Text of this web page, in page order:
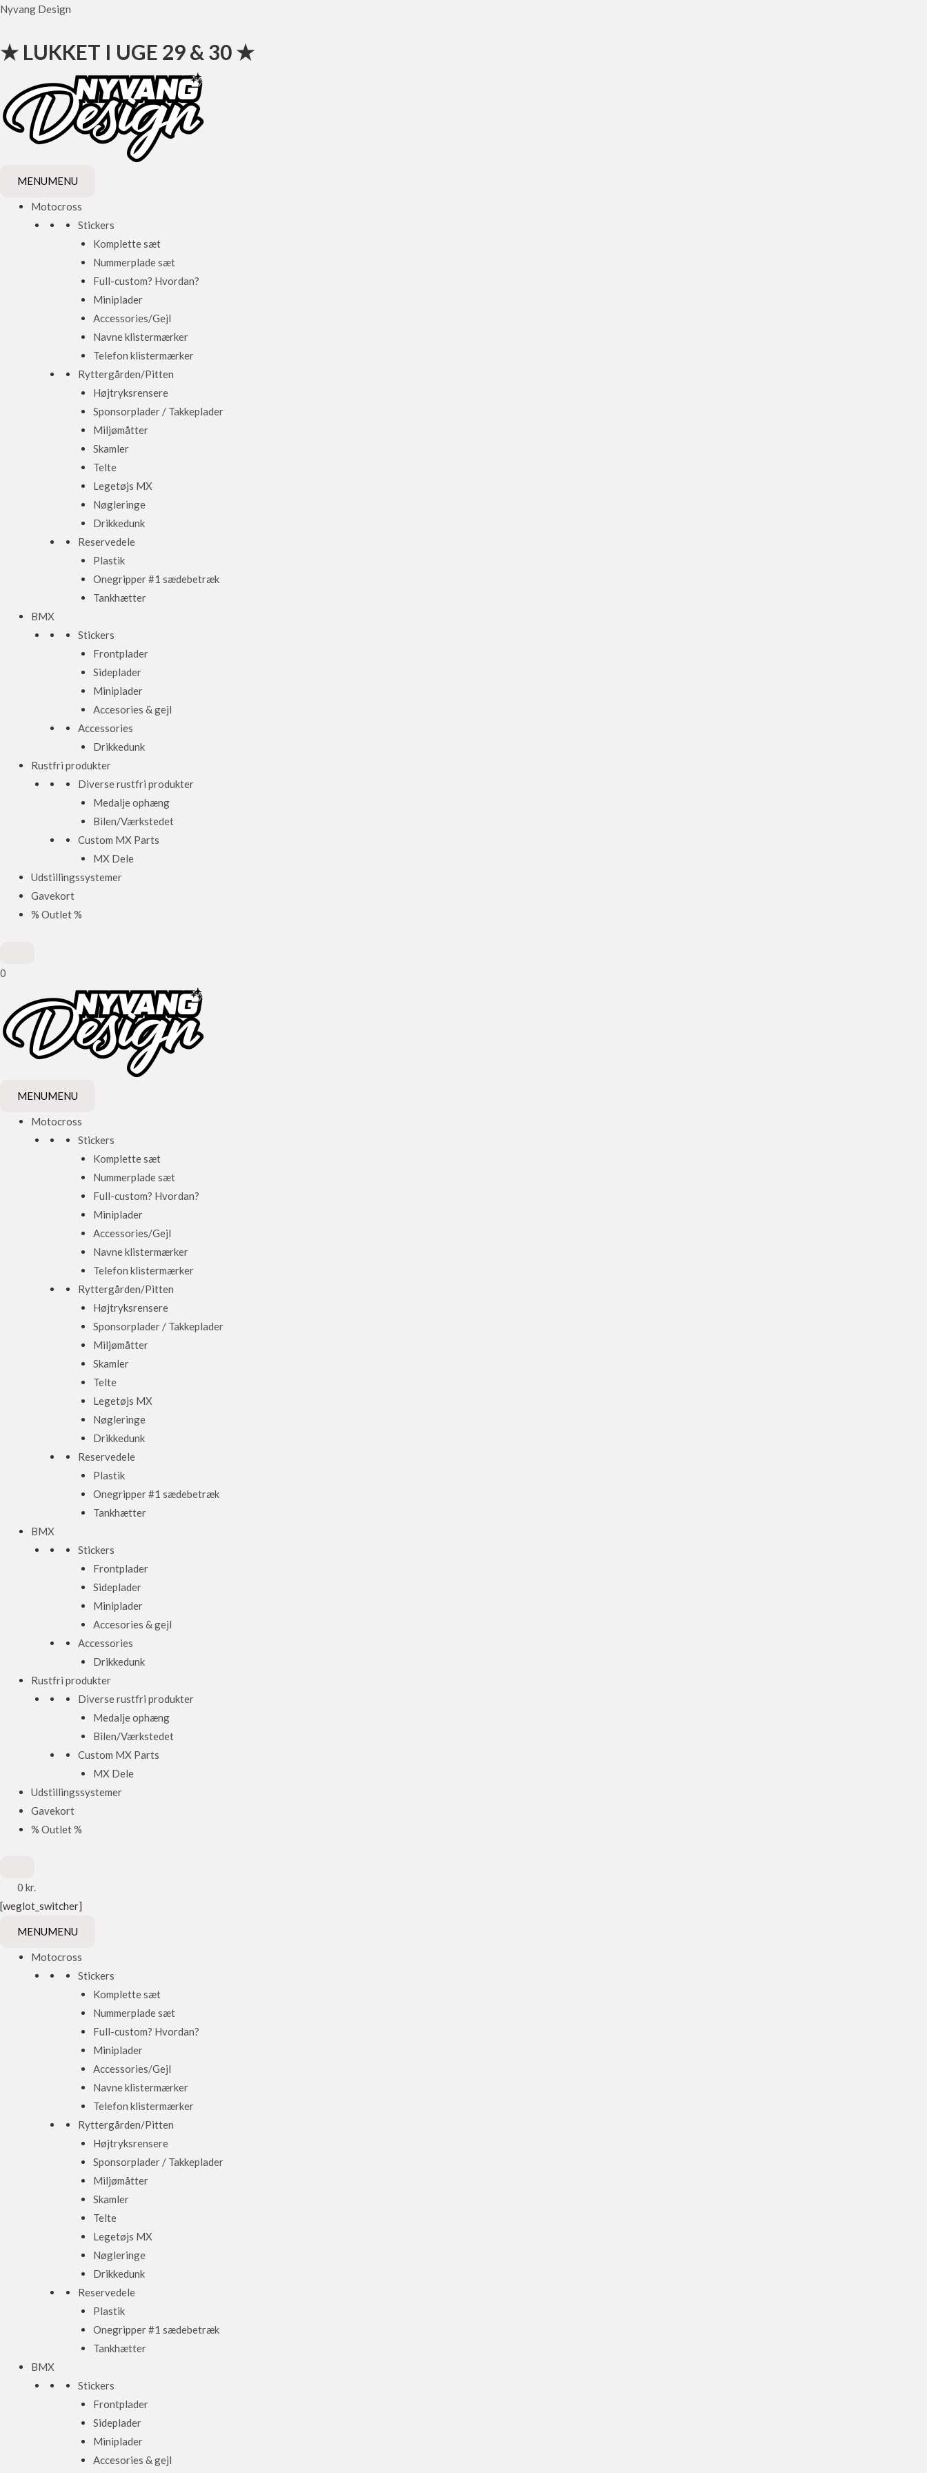
Gå
indholdet
Nyvang Design
★ LUKKET I UGE 29 & 30 ★
MENUMENU
Motocross
Stickers
Komplette sæt
Nummerplade sæt
Full-custom? Hvordan?
Miniplader
Accessories/Gejl
Navne klistermærker
Telefon klistermærker
Ryttergården/Pitten
Højtryksrensere
Sponsorplader / Takkeplader
Miljømåtter
Skamler
Telte
Legetøjs MX
Nøgleringe
Drikkedunk
Reservedele
Plastik
Onegripper #1 sædebetræk
Tankhætter
BMX
Stickers
Frontplader
Sideplader
Miniplader
Accesories & gejl
Accessories
Drikkedunk
Rustfri produkter
Diverse rustfri produkter
Medalje ophæng
Bilen/Værkstedet
Custom MX Parts
MX Dele
Udstillingssystemer
Gavekort
% Outlet %
0
MENUMENU
Motocross
Stickers
Komplette sæt
Nummerplade sæt
Full-custom? Hvordan?
Miniplader
Accessories/Gejl
Navne klistermærker
Telefon klistermærker
Ryttergården/Pitten
Højtryksrensere
Sponsorplader / Takkeplader
Miljømåtter
Skamler
Telte
Legetøjs MX
Nøgleringe
Drikkedunk
Reservedele
Plastik
Onegripper #1 sædebetræk
Tankhætter
BMX
Stickers
Frontplader
Sideplader
Miniplader
Accesories & gejl
Accessories
Drikkedunk
Rustfri produkter
Diverse rustfri produkter
Medalje ophæng
Bilen/Værkstedet
Custom MX Parts
MX Dele
Udstillingssystemer
Gavekort
% Outlet %
0 kr.
[weglot_switcher]
MENUMENU
Motocross
Stickers
Komplette sæt
Nummerplade sæt
Full-custom? Hvordan?
Miniplader
Accessories/Gejl
Navne klistermærker
Telefon klistermærker
Ryttergården/Pitten
Højtryksrensere
Sponsorplader / Takkeplader
Miljømåtter
Skamler
Telte
Legetøjs MX
Nøgleringe
Drikkedunk
Reservedele
Plastik
Onegripper #1 sædebetræk
Tankhætter
BMX
Stickers
Frontplader
Sideplader
Miniplader
Accesories & gejl